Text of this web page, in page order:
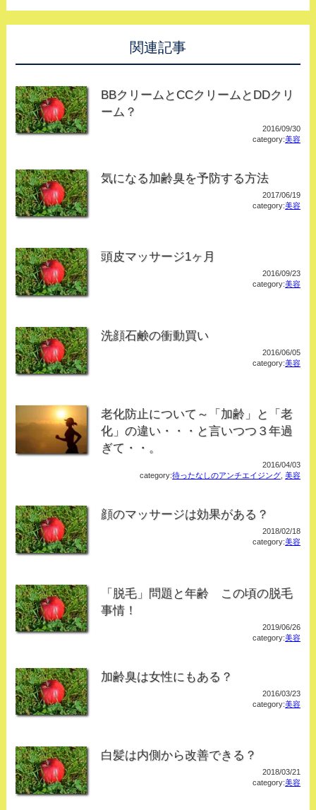
関連記事
BBクリームとCCクリームとDDクリ
ーム？
2016/09/30
category:美容
気になる加齢臭を予防する方法
2017/06/19
category:美容
頭皮マッサージ1ヶ月
2016/09/23
category:美容
洗顔石鹸の衝動買い
2016/06/05
category:美容
老化防止について～「加齢」と「老
化」の違い・・・と言いつつ３年過
ぎて・・。
2016/04/03
category:待ったなしのアンチエイジング ,美容
顔のマッサージは効果がある？
2018/02/18
category:美容
「脱毛」問題と年齢 この頃の脱毛
事情！
2019/06/26
category:美容
加齢臭は女性にもある？
2016/03/23
category:美容
白髪は内側から改善できる？
2018/03/21
category:美容